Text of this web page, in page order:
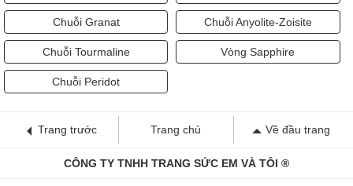
Chuỗi Granat Chuỗi Anyolite-Zoisite
Chuỗi Tourmaline Vòng Sapphire
Chuỗi Peridot
Trang trước Trang chủ Về đầu trang
CÔNG TY TNHH TRANG SỨC EM VÀ TÔI ®